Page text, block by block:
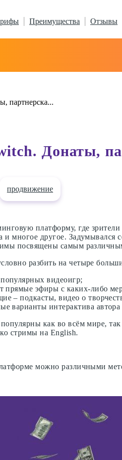
Преимущества Отзывы
партнерска...
Донаты,
продвижение
платформу, где
и многое другое.
посвящены самым
разбить на четыре
видеоигр;
прямые эфиры с каких-либо
– подкасты, видео о
варианты интерактива автора
как во всём мире,
стримы на English.
можно различными